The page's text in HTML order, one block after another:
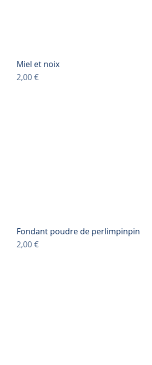
Miel et noix
Prix
2,00 €
Fondant poudre de perlimpinpin
Prix
2,00 €